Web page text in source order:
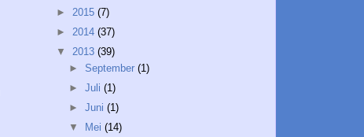
► 2015 (7)
► 2014 (37)
▼ 2013 (39)
► September (1)
► Juli (1)
► Juni (1)
▼ Mei (14)